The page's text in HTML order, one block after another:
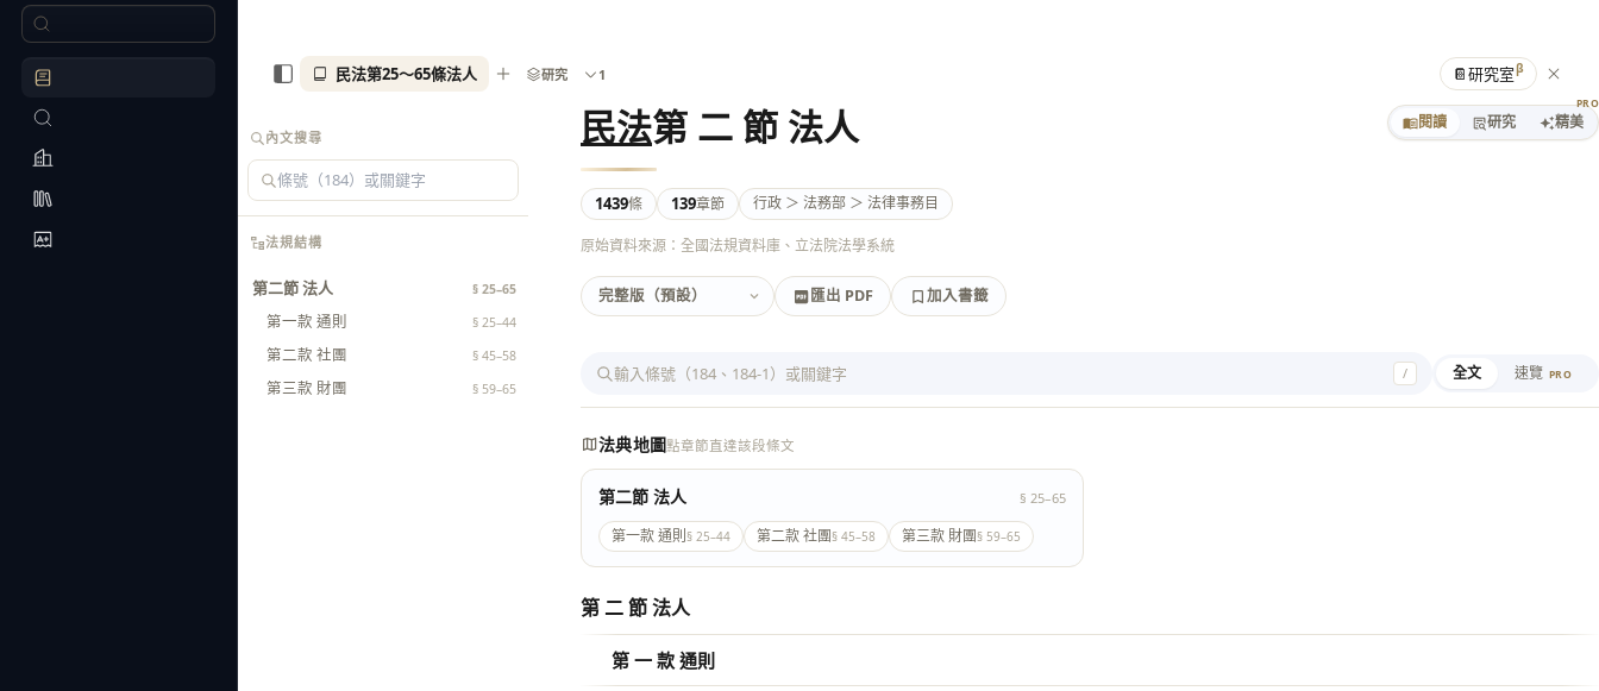
內文搜尋
法規結構
第二節 法人 § 25–65
第一款 通則 § 25–44
第二款 社團 § 45–58
第三款 財團 § 59–65
民法第 二 節 法人 閱讀 研究 精美
PRO
1439條 139章節 行政 ＞ 法務部 ＞ 法律事務目
原始資料來源：全國法規資料庫、立法院法學系統
匯出 PDF 加入書籤
匯出 PDF
加入書籤
/ 全文 速覽 PRO
法典地圖點章節直達該段條文
第二節 法人 § 25–65
第一款 通則 § 25–44 第二款 社團§ 45–58 第三款 財團§ 59–65
第 二 節 法人
第 一 款 通則
民法第25～65條法人 研究 1 📔研究室β